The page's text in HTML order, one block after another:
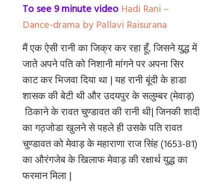
To see 9 minute videoHadi Rani –
Dance-drama by Pallavi Raisurana
मैं एक ऐसी रानी का जिक्र कर रहा हूँ, जिसने युद्ध में
जाते अपने पति को निशानी मांगने पर अपना सिर
काट कर भिजवा दिया था| यह रानी बूंदी के हाडा
शासक की बेटी थी और उदयपुर(मेवाड़) के सलुम्बर
ठिकाने के रावत चुण्डावत की रानी थी| जिनकी शादी
का गठ्जोडा खुलने से पहले ही उसके पति रावत
चुण्डावत को मेवाड़ के महाराणा राज सिंह (1653-81)
का औरंगजेब के खिलाफ मेवाड़ की रक्षार्थ युद्ध का
फरमान मिला |